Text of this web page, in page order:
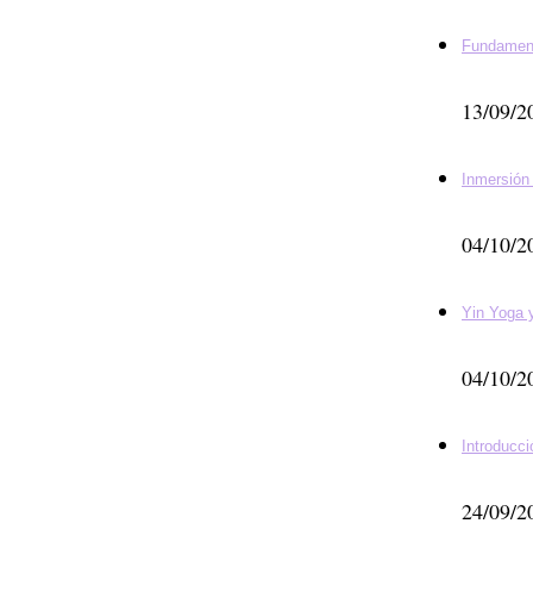
13/09/
04/10/
Yin Yoga
04/10/
24/09/